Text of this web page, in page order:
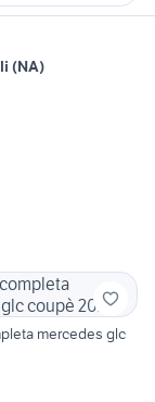
(NA)
mercedes glc